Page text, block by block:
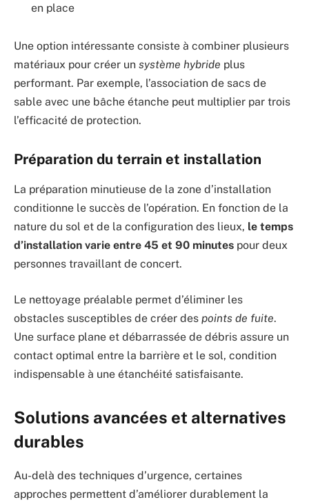
en place
Une option intéressante consiste à combiner plusieurs
matériaux pour créer un système hybride plus
performant. Par exemple, l’association de sacs de
sable avec une bâche étanche peut multiplier par trois
l’efficacité de protection.
Préparation du terrain et installation
La préparation minutieuse de la zone d’installation
conditionne le succès de l’opération. En fonction de la
nature du sol et de la configuration des lieux, le temps
d’installation varie entre 45 et 90 minutes pour deux
personnes travaillant de concert.
Le nettoyage préalable permet d’éliminer les
obstacles susceptibles de créer des points de fuite.
Une surface plane et débarrassée de débris assure un
contact optimal entre la barrière et le sol, condition
indispensable à une étanchéité satisfaisante.
Solutions avancées et alternatives
durables
Au-delà des techniques d’urgence, certaines
approches permettent d’améliorer durablement la